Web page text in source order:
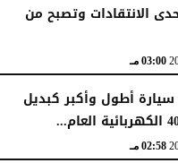
الانتقادات وتصبح من
03:00 مـ
أطول وأكبر كبديل
02:58 مـ